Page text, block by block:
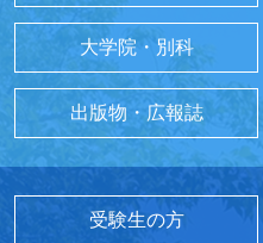
大学院・別科
出版物・広報誌
受験生の方